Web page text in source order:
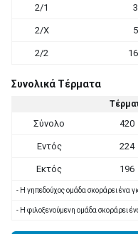
2/1
2/X
2/2
Συνολικά Τέρματα
Σύνολο 420
Εντός 224
Εκτός 196
- Η γηπεδούχος ομάδα σκοράρει ένα
- Η φιλοξενούμενη ομάδα σκοράρει